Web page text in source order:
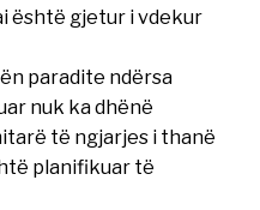
është gjetur i vdekur
paradite ndërsa
nuk ka dhënë
të ngjarjes i thanë
planifikuar të